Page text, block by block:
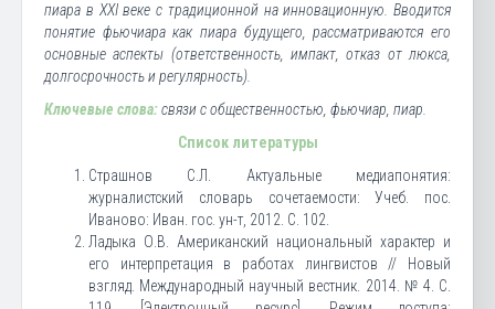
пиара в XXI веке с традиционной на инновационную. Вводится
понятие фьючиара как пиара будущего, рассматриваются его
основные аспекты (ответственность, импакт, отказ от люкса,
долгосрочность и регулярность).
Ключевые слова:связи с общественностью, фьючиар, пиар.
Список литературы
Страшнов С.Л. Актуальные медиапонятия:
журналистский словарь сочетаемости: Учеб. пос.
Иваново: Иван. гос. ун-т, 2012. С. 102.
Ладыка О.В. Американский национальный характер и
его интерпретация в работах лингвистов // Новый
взгляд. Международный научный вестник. 2014. № 4. С.